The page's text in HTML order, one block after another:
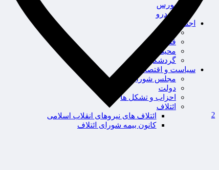
بورس
خودرو
اجتماعی
سلامت
قضایی
محیط زیست
گردشگری
سیاست و اقتصاد
مجلس شورای اسلامی
دولت
احزاب و تشکل ها
ائتلاف
ائتلاف های نیروهای انقلاب اسلامی
کانون بیمه شورای ائتلاف
2